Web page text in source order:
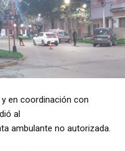
en coordinación con
al
ambulante no autorizada.